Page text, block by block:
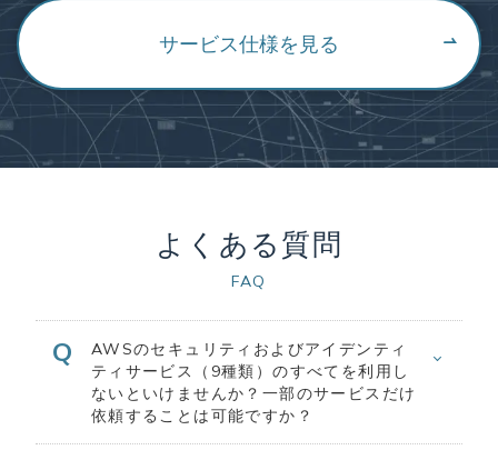
サービス仕様を見る
よくある質問
FAQ
AWSのセキュリティおよびアイデンティ
ティサービス（9種類）のすべてを利用し
ないといけませんか？一部のサービスだけ
依頼することは可能ですか？